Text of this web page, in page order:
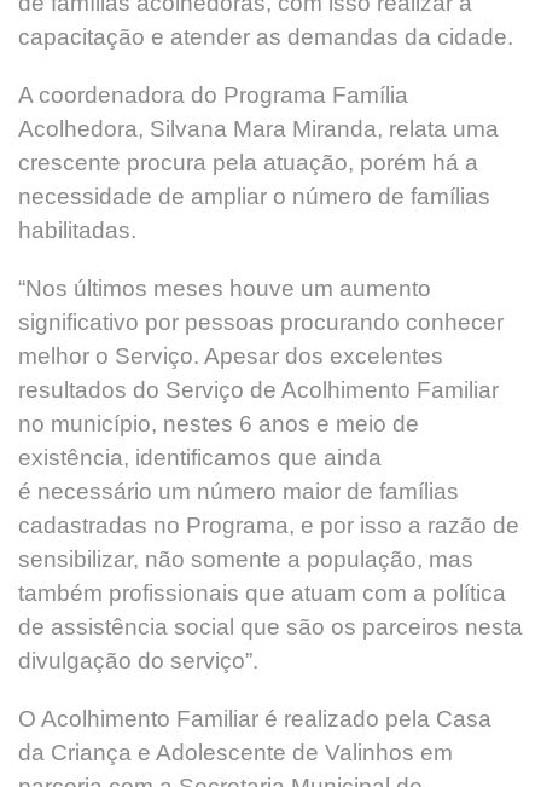
capacitação e atender as demandas da cidade.
A coordenadora do Programa Família
Acolhedora, Silvana Mara Miranda, relata uma
crescente procura pela atuação, porém há a
necessidade de ampliar o número de famílias
habilitadas.
“Nos últimos meses houve um aumento
significativo por pessoas procurando conhecer
melhor o Serviço. Apesar dos excelentes
resultados do Serviço de Acolhimento Familiar
no município, nestes 6 anos e meio de
existência, identificamos que ainda
é necessário um número maior de famílias
cadastradas no Programa, e por isso a razão de
sensibilizar, não somente a população, mas
também profissionais que atuam com a política
de assistência social que são os parceiros nesta
divulgação do serviço”.
O Acolhimento Familiar é realizado pela Casa
da Criança e Adolescente de Valinhos em